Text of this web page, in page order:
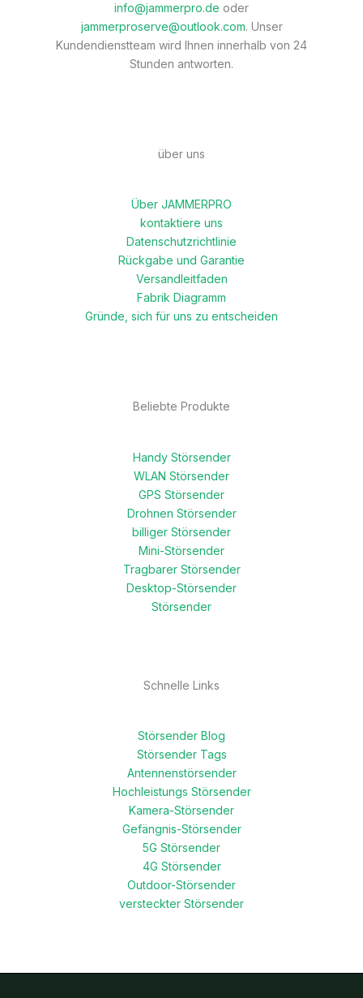
info@jammerpro.de oder
jammerproserve@outlook.com. Unser
Kundendienstteam wird Ihnen innerhalb von 24
Stunden antworten.
über uns
Über JAMMERPRO
kontaktiere uns
Datenschutzrichtlinie
Rückgabe und Garantie
Versandleitfaden
Fabrik Diagramm
Gründe, sich für uns zu entscheiden
Beliebte Produkte
Handy Störsender
WLAN Störsender
GPS Störsender
Drohnen Störsender
billiger Störsender
Mini-Störsender
Tragbarer Störsender
Desktop-Störsender
Störsender
Schnelle Links
Störsender Blog
Störsender Tags
Antennenstörsender
Hochleistungs Störsender
Kamera-Störsender
Gefängnis-Störsender
5G Störsender
4G Störsender
Outdoor-Störsender
versteckter Störsender